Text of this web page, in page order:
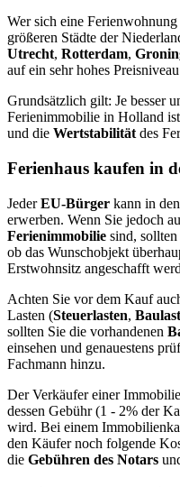
Wer sich eine
größeren Städte der
Utrecht, Rotterdam,
auf ein sehr hohes
Grundsätzlich gilt: Je besser
Ferienimmobilie in Holland
und die Wertstabilität des
Ferienhaus kaufen in
JederEU-Bürger kann in
erwerben. Wenn Sie jedoch
Ferienimmobilie sind,
ob das Wunschobjekt
Erstwohnsitz angeschafft
Achten Sie vor dem Kauf
Lasten (Steuerlasten,
sollten Sie die vorhandenen
einsehen und genauestens
Fachmann hinzu.
Der Verkäufer einer
dessen Gebühr (1 - 2% der
wird. Bei einem
den Käufer noch folgende
die Gebühren des Notars